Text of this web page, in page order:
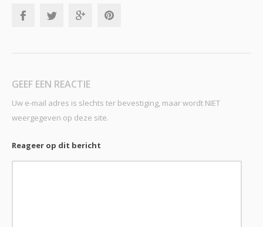
GEEF EEN REACTIE
Uw e-mail adres is slechts ter bevestiging, maar wordt NIET
weergegeven op deze site.
Reageer op dit bericht